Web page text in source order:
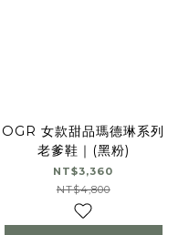
OGR 女款甜品瑪德琳系列
老爹鞋｜(黑粉)
NT$3,360
NT$4,800